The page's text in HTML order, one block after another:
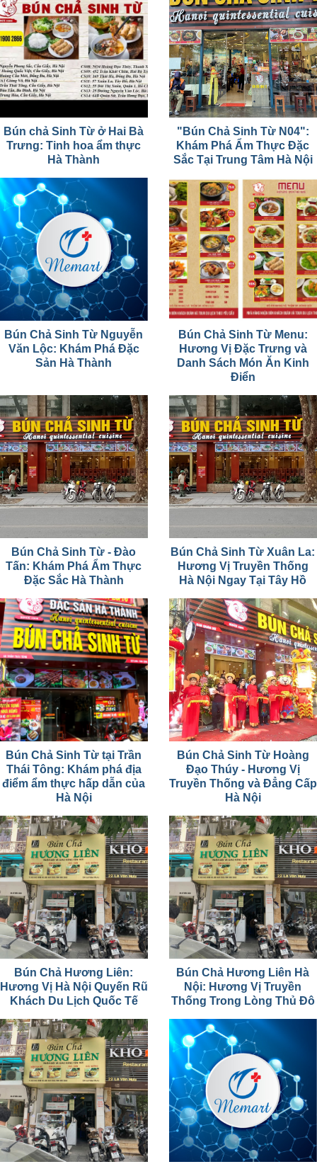
Bún chả Sinh Từ ở Hai Bà
Trưng: Tinh hoa ẩm thực
Hà Thành
"Bún Chả Sinh Từ N04":
Khám Phá Ẩm Thực Đặc
Sắc Tại Trung Tâm Hà Nội
Bún Chả Sinh Từ Nguyễn
Văn Lộc: Khám Phá Đặc
Sản Hà Thành
Bún Chả Sinh Từ Menu:
Hương Vị Đặc Trưng và
Danh Sách Món Ăn Kinh
Điển
Bún Chả Sinh Từ - Đào
Tấn: Khám Phá Ẩm Thực
Đặc Sắc Hà Thành
Bún Chả Sinh Từ Xuân La:
Hương Vị Truyền Thống
Hà Nội Ngay Tại Tây Hồ
Bún Chả Sinh Từ tại Trần
Thái Tông: Khám phá địa
điểm ẩm thực hấp dẫn của
Hà Nội
Bún Chả Sinh Từ Hoàng
Đạo Thúy - Hương Vị
Truyền Thống và Đẳng Cấp
Hà Nội
Bún Chả Hương Liên:
Hương Vị Hà Nội Quyến Rũ
Khách Du Lịch Quốc Tế
Bún Chả Hương Liên Hà
Nội: Hương Vị Truyền
Thống Trong Lòng Thủ Đô